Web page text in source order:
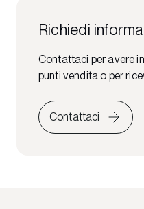
Richiedi
Contattaci per avere
punti vendita o per
Contattaci